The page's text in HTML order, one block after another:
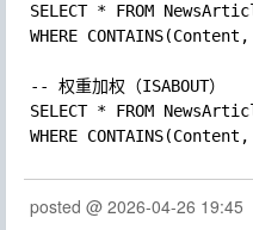
SELECT *
WHERE CONTAINS(Content ,
SELECT *
WHERE CONTAINS(Content ,
posted @ 2026-04-26 19:45